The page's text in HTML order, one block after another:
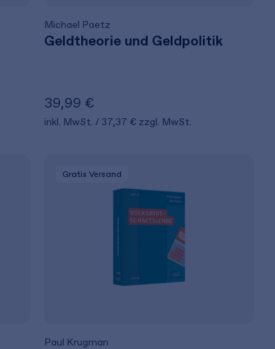
Michael Paetz
Geldtheorie und Geldpolitik
39,99 €
inkl. MwSt. 37,37 € zzgl. MwSt.
Gratis Versand
Paul Krugman